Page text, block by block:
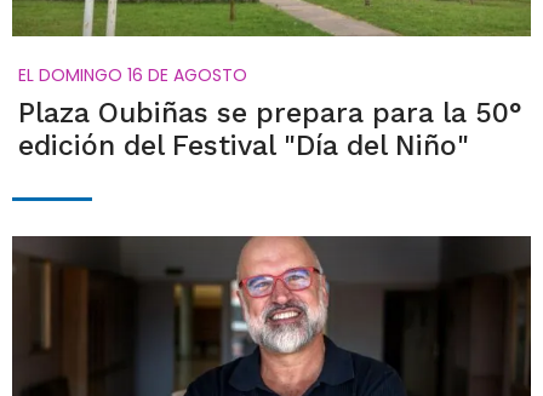
EL DOMINGO 16 DE AGOSTO
Plaza Oubiñas se prepara para la 50°
edición del Festival "Día del Niño"